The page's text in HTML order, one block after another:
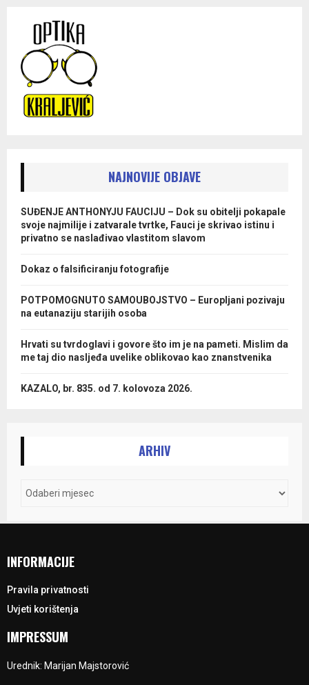
NAJNOVIJE OBJAVE
SUĐENJE ANTHONYJU FAUCIJU – Dok su obitelji pokapale
svoje najmilije i zatvarale tvrtke, Fauci je skrivao istinu i
privatno se naslađivao vlastitom slavom
Dokaz o falsificiranju fotografije
POTPOMOGNUTO SAMOUBOJSTVO – Europljani pozivaju
na eutanaziju starijih osoba
Hrvati su tvrdoglavi i govore što im je na pameti. Mislim da
me taj dio nasljeđa uvelike oblikovao kao znanstvenika
KAZALO, br. 835. od 7. kolovoza 2026.
ARHIV
INFORMACIJE
Pravila privatnosti
Uvjeti korištenja
IMPRESSUM
Urednik: Marijan Majstorović